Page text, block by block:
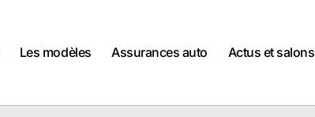
Les modèles Assurances auto Actus et salons